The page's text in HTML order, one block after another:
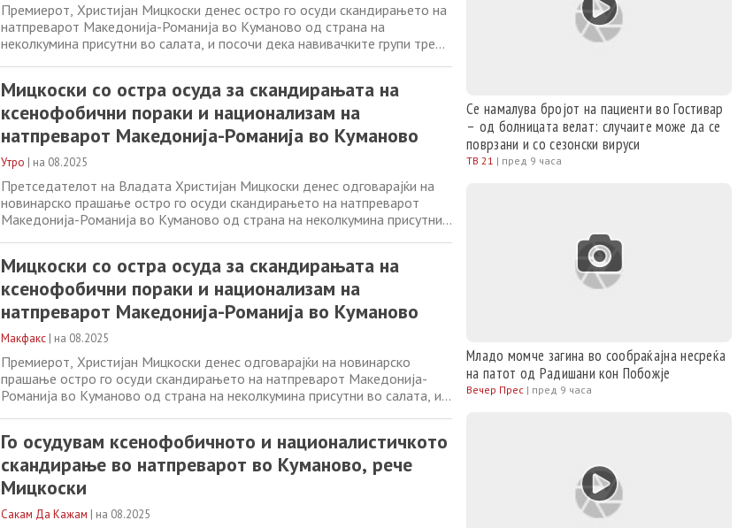
Премиерот, Христијан Мицкоски денес остро го осуди скандирањето на
натпреварот Македонија-Романија во Куманово од страна на
неколкумина присутни во салата, и посочи дека навивачките групи треба
федерација исто така и Општина
Мицкоски со остра осуда за скандирањата на
ксенофобични пораки и национализам на
натпреварот Македонија-Романија во Куманово
Утро | на 08.2025
Претседателот на Владата Христијан Мицкоски денес одговарајќи на
новинарско прашање остро го осуди скандирањето на натпреварот
Македонија-Романија во Куманово од страна на неколкумина присутни
вчерашниот ден домаќинот а тоа
Мицкоски со остра осуда за скандирањата на
ксенофобични пораки и национализам на
натпреварот Македонија-Романија во Куманово
Макфакс | на 08.2025
Премиерот, Христијан Мицкоски денес одговарајќи на новинарско
прашање остро го осуди скандирањето на натпреварот Македонија-
Романија во Куманово од страна на неколкумина присутни во салата, и
домаќинот а тоа беше кошаркарската
Го осудувам ксенофобичното и националистичкото
скандирање во натпреварот во Куманово, рече
Мицкоски
Сакам Да Кажам | на 08.2025
Се намалува бројот на пациенти во Гостивар
– од болницата велат: случаите може да се
поврзани и со сезонски вируси
ТВ 21 | пред 9 часа
Младо момче загина во сообраќајна несреќа
на патот од Радишани кон Побожје
Вечер Прес | пред 9 часа